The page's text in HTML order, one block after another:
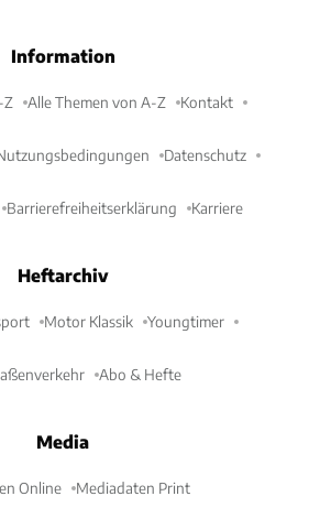
Information
Z Alle Themen von A-Z Kontakt
Datenschutz
Barrierefreiheitserklärung Karriere
Heftarchiv
Motor Klassik Youngtimer
Abo & Hefte
Media
Online Mediadaten Print